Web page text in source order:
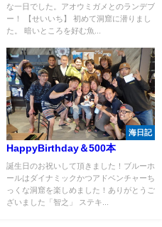
な一日でした。アオウミガメとのランデブ
ー！ 【せいいち】 初めて洞窟に潜りまし
た。 暗いところを好む魚...
海日記
HappyBirthday＆500本
誕生日のお祝いして頂きました！ブルーホ
ールはダイナミックかつアドベンチャーち
っくな洞窟を楽しめました！ありがとうご
ざいました「智之」 ステキ...